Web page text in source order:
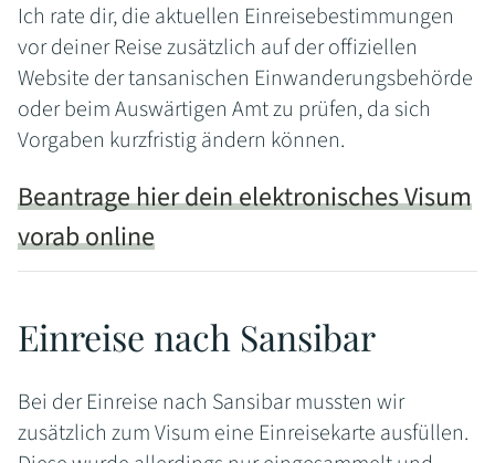
Ich rate dir, die aktuellen Einreisebestimmungen
vor deiner Reise zusätzlich auf der offiziellen
Website der tansanischen Einwanderungsbehörde
oder beim Auswärtigen Amt zu prüfen, da sich
Vorgaben kurzfristig ändern können.
Beantrage hier dein elektronisches Visum
vorab online
Einreise nach Sansibar
Bei der Einreise nach Sansibar mussten wir
zusätzlich zum Visum eine Einreisekarte ausfüllen.